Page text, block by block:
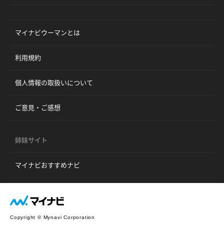
マイナビウーマンとは
利用規約
個人情報の取扱いについて
ご意見・ご感想
姉妹サイト
マイナビおすすめナビ
Copyright © Mynavi Corporation